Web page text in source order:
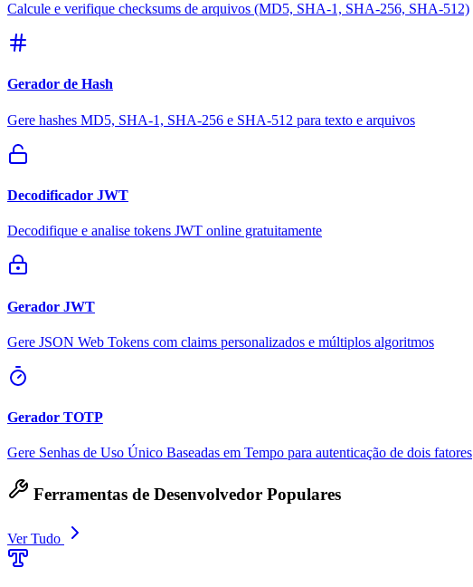
Calcule e verifique checksums de arquivos (MD5, SHA-1, SHA-256, SHA-512)
Gerador de Hash
Gere hashes MD5, SHA-1, SHA-256 e SHA-512 para texto e arquivos
Decodificador JWT
Decodifique e analise tokens JWT online gratuitamente
Gerador JWT
Gere JSON Web Tokens com claims personalizados e múltiplos algoritmos
Gerador TOTP
Gere Senhas de Uso Único Baseadas em Tempo para autenticação de dois fatores
Ferramentas de Desenvolvedor Populares
Ver Tudo